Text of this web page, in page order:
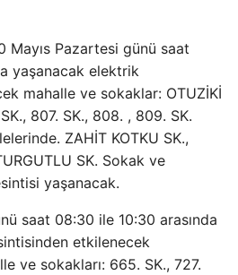
Mayıs Pazartesi günü saat
yaşanacak elektrik
mahalle ve sokaklar: OTUZİKİ
807. SK., 808. , 809. SK.
ZAHİT KOTKU SK.,
SK. Sokak ve
yaşanacak.
saat 08:30 ile 10:30 arasında
etkilenecek
ve sokakları: 665. SK., 727.